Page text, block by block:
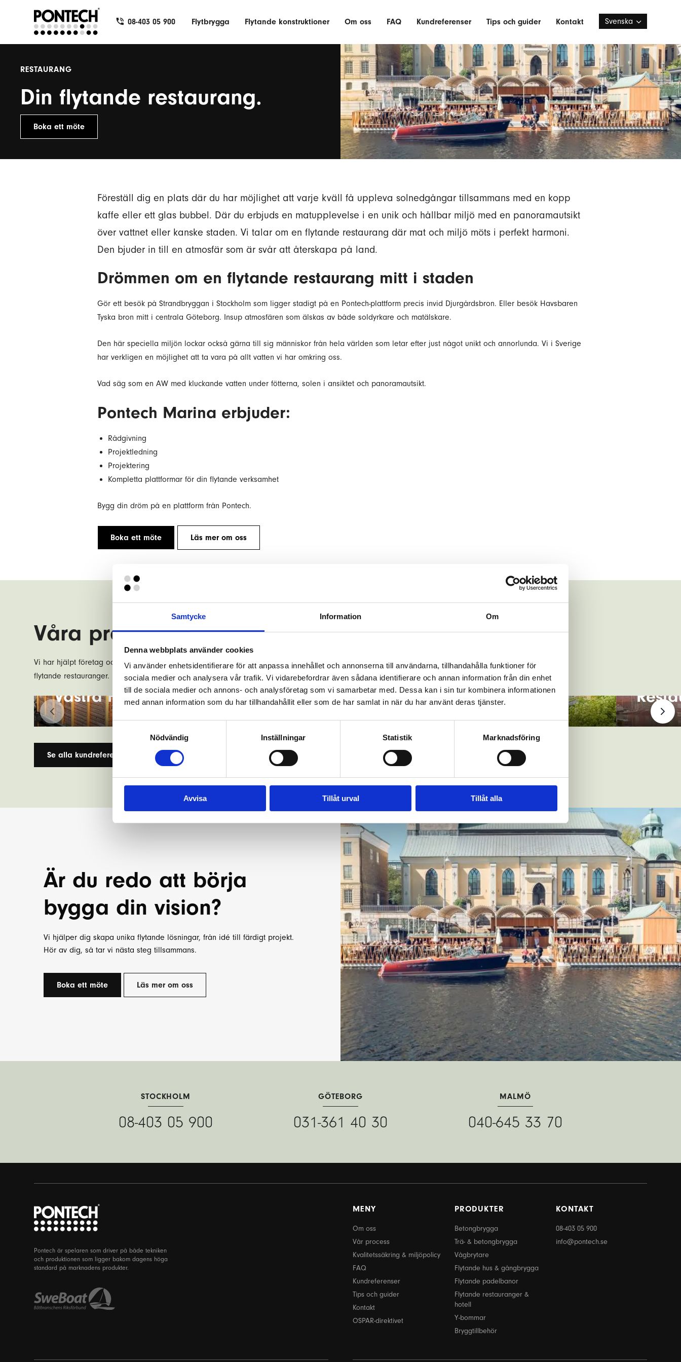
Samtycke Information Om
Denna webbplats använder cookies
Vi använder enhetsidentifierare för att anpassa innehållet och annonserna till användarna, tillhandahålla funktioner för
sociala medier och analysera vår trafik. Vi vidarebefordrar även sådana identifierare och annan information från din enhet
till de sociala medier och annons- och analysföretag som vi samarbetar med. Dessa kan i sin tur kombinera informationen
med annan information som du har tillhandahållit eller som de har samlat in när du har använt deras tjänster.
Samtyckesval
Nödvändig
Inställningar Statistik Marknadsföring
Avvisa Tillåt urval Tillåt alla
08-403 05 900
Svenska
Flytbrygga Flytande konstruktioner Om oss FAQ Kundreferenser Tips och guider Kontakt
RESTAURANG
Din flytande restaurang.
Boka ett möte
Föreställ dig en plats där du har möjlighet att varje kväll få uppleva solnedgångar tillsammans med en kopp
kaffe eller ett glas bubbel. Där du erbjuds en matupplevelse i en unik och hållbar miljö med en panoramautsikt
över vattnet eller kanske staden. Vi talar om en flytande restaurang där mat och miljö möts i perfekt harmoni.
Den bjuder in till en atmosfär som är svår att återskapa på land.
Drömmen om en flytande restaurang mitt i staden
Gör ett besök på Strandbryggan i Stockholm som ligger stadigt på en Pontech-plattform precis invid Djurgårdsbron. Eller besök Havsbaren
Tyska bron mitt i centrala Göteborg. Insup atmosfären som älskas av både soldyrkare och matälskare.
Den här speciella miljön lockar också gärna till sig människor från hela världen som letar efter just något unikt och annorlunda. Vi i Sverige
har verkligen en möjlighet att ta vara på allt vatten vi har omkring oss.
Vad säg som en AW med kluckande vatten under fötterna, solen i ansiktet och panoramautsikt.
Pontech Marina erbjuder:
Rådgivning
Projektledning
Projektering
Kompletta plattformar för din flytande verksamhet
Bygg din dröm på en plattform från Pontech.
Boka ett möte Läs mer om oss
Våra projekt inom restaurang
Vi har hjälpt företag och organisationer att förverkliga sina visioner på vattnet, från marinor till
flytande restauranger. Låt dig inspireras av våra projekt!
Läs mer om oss
Västra Hamnen, Hudiksvall
Läs mer om oss
Debasers
Se alla kundreferenser
Är du redo att börja
bygga din vision?
Vi hjälper dig skapa unika flytande lösningar, från idé till färdigt projekt.
Hör av dig, så tar vi nästa steg tillsammans.
Boka ett möte Läs mer om oss
STOCKHOLM
08-403 05 900
GÖTEBORG
031-361 40 30
MALMÖ
040-645 33 70
Pontech är spelaren som driver på både tekniken
och produktionen som ligger bakom dagens höga
standard på marknadens produkter.
MENY
Om oss
Vår process
Kvalitetssäkring & miljöpolicy
FAQ
Kundreferenser
Tips och guider
Kontakt
OSPAR-direktivet
PRODUKTER
Betongbrygga
Trä- & betongbrygga
Vågbrytare
Flytande hus & gångbrygga
Flytande padelbanor
Flytande restauranger &
hotell
Y-bommar
Bryggtillbehör
KONTAKT
08-403 05 900
info@pontech.se